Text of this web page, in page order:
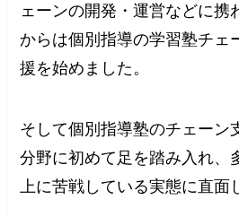
ェーンの開発・運営などに携
からは個別指導の学習塾チェ
援を始めました。
そして個別指導塾のチェーン
分野に初めて足を踏み入れ、
上に苦戦している実態に直面